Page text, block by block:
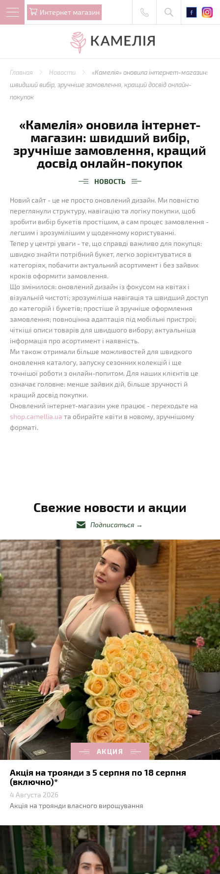
Интернет магазин
Главная Новости
«Камелія» оновила інтернет-магазин:
швидший вибір, зручніше замовлення, кращий досвід онлайн-
покупок
«Камелія» оновила інтернет-
магазин: швидший вибір,
зручніше замовлення, кращий
досвід онлайн-покупок
НОВОСТЬ
Новий сайт - це не просто оновлений дизайн. Ми повністю
переглянули структуру, навігацію та логіку покупки, щоб
зробити вибір букетів простішим, а сам процес замовлення -
легшим і зрозумілішим у щоденному користуванні.
Тепер у центрі уваги - те, що справді важливо для покупця:
швидко знайти потрібний букет, легко зорієнтуватися в
категоріях, побачити актуальний асортимент і без зайвих
кроків оформити замовлення.
Що змінилося: оновлений дизайн із фокусом на квітах і
візуальній чистоті; зрозуміліша навігація та швидший доступ
до категорій і букетів; простіше й зручніше оформлення
замовлення; повноцінна адаптація під мобільні пристрої;
чіткіші описи товарів для швидшого вибору; актуальніша
інформація про асортимент і наявність.
Ми також отримали більше можливостей для швидкого
оновлення каталогу, запуску сезонних колекцій і ще
точнішої роботи з онлайн-попитом. Для наших клієнтів це
означає головне: менше зайвих дій, більше зручності й
кращий досвід покупки.
Оновлений інтернет-магазин уже працює - переходьте на
shop.camellia.ua та обирайте квіти в новому, зручнішому
форматі.
Свежие новости и акции
Подписаться →
АКЦИЯ
Акція на троянди з 5 серпня по 18 серпня
(включно)*
4 Августа 2026
Акція на троянди власного вирощування